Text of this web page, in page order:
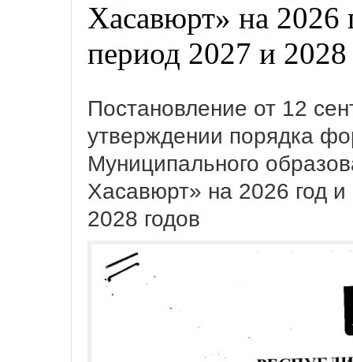
Хасавюрт» на 2026
период 2027 и 2028
Постановление от 12
утверждении порядка
Муниципального
Хасавюрт» на 2026 год
2028 годов